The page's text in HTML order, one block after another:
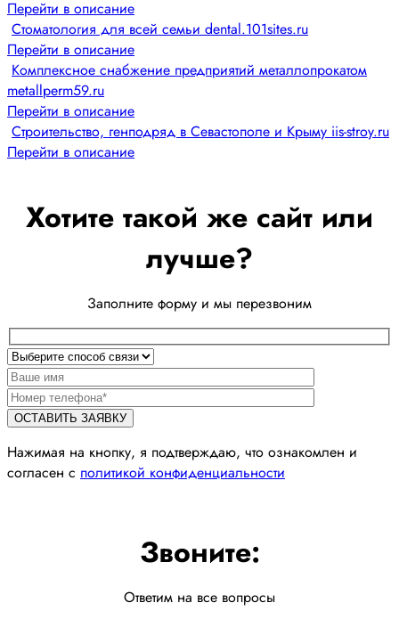
Перейти в описание
Стоматология для всей семьи dental.101sites.ru
Перейти в описание
Комплексное снабжение предприятий металлопрокатом
metallperm59.ru
Перейти в описание
Строительство, генподряд в Севастополе и Крыму iis-stroy.ru
Перейти в описание
Хотите такой же сайт или
лучше?
Заполните форму и мы перезвоним
Нажимая на кнопку, я подтверждаю, что ознакомлен и
согласен с политикой конфиденциальности
Звоните:
Ответим на все вопросы